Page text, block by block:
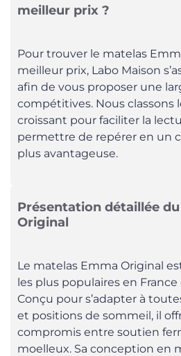
meilleur prix ?
Pour trouver le matelas
meilleur prix, Labo Maison
afin de vous proposer une
compétitives. Nous classons
croissant pour faciliter la
permettre de repérer en un
plus avantageuse.
Présentation détaillée
Original
Le matelas Emma Original
les plus populaires en
Conçu pour s’adapter à
et positions de sommeil, il
compromis entre soutien
moelleux. Sa conception en